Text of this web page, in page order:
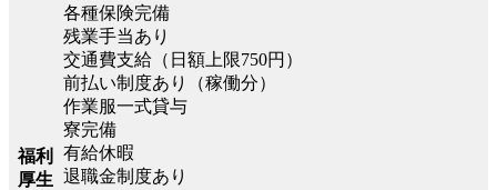
福利
厚生
各種保険完備
残業手当あり
交通費支給（日額上限750円）
前払い制度あり（稼働分）
作業服一式貸与
寮完備
有給休暇
退職金制度あり